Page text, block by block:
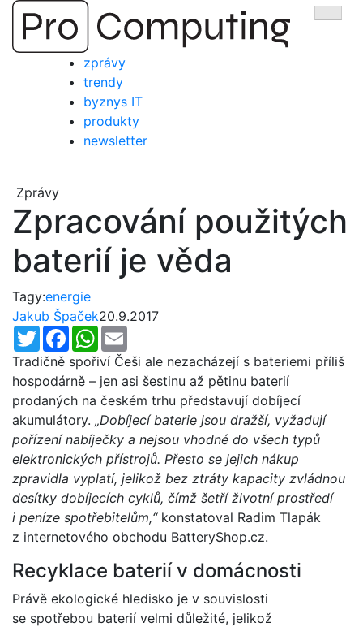
Přejít
obsah
zprávy
trendy
byznys IT
produkty
newsletter
Zprávy
Zpracování použitých
baterií je věda
Tagy:energie
Jakub Špaček20.9.2017
TwitterFacebookWhatsApp
Tradičně spořiví Češi ale nezacházejí s bateriemi příliš
hospodárně – jen asi šestinu až pětinu baterií
prodaných na českém trhu představují dobíjecí
akumulátory. „Dobíjecí baterie jsou dražší, vyžadují
pořízení nabíječky a nejsou vhodné do všech typů
elektronických přístrojů. Přesto se jejich nákup
zpravidla vyplatí, jelikož bez ztráty kapacity zvládnou
desítky dobíjecích cyklů, čímž šetří životní prostředí
i peníze spotřebitelům,“konstatoval Radim Tlapák
z internetového obchodu BatteryShop.cz.
Recyklace baterií v domácnosti
Právě ekologické hledisko je v souvislosti
se spotřebou baterií velmi důležité, jelikož